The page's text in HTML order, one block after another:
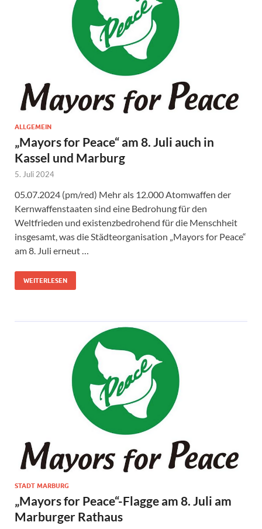
ALLGEMEIN
„Mayors for Peace“ am 8. Juli auch in
Kassel und Marburg
5. Juli 2024
05.07.2024 (pm/red) Mehr als 12.000 Atomwaffen der
Kernwaffenstaaten sind eine Bedrohung für den
Weltfrieden und existenzbedrohend für die Menschheit
insgesamt, was die Städteorganisation „Mayors for Peace“
am 8. Juli erneut …
WEITERLESEN
STADT MARBURG
„Mayors for Peace“-Flagge am 8. Juli am
Marburger Rathaus